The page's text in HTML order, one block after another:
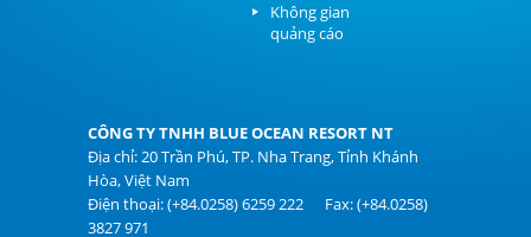
Không gian
quảng cáo
CÔNG TY TNHH BLUE OCEAN RESORT NT
Địa chỉ: 20 Trần Phú, TP. Nha Trang, Tỉnh Khánh
Hòa, Việt Nam
Điện thoại: (+84.0258) 6259 222 Fax: (+84.0258)
3827 971